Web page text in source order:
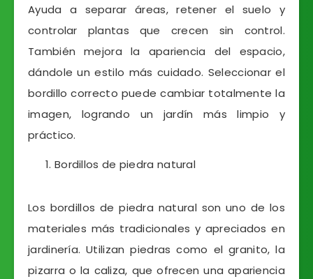
Ayuda a separar áreas, retener el suelo y
controlar plantas que crecen sin control.
También mejora la apariencia del espacio,
dándole un estilo más cuidado. Seleccionar el
bordillo correcto puede cambiar totalmente la
imagen, logrando un jardín más limpio y
práctico.
Bordillos de piedra natural
Los bordillos de piedra natural son uno de los
materiales más tradicionales y apreciados en
jardinería. Utilizan piedras como el granito, la
pizarra o la caliza, que ofrecen una apariencia